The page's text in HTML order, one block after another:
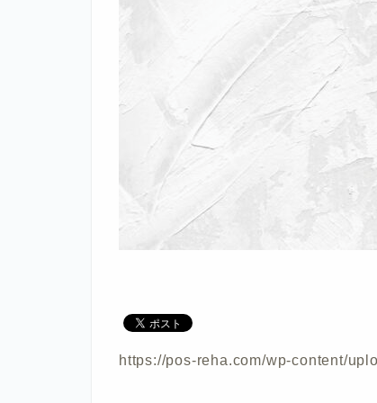
https://pos-reha.com/wp-content/